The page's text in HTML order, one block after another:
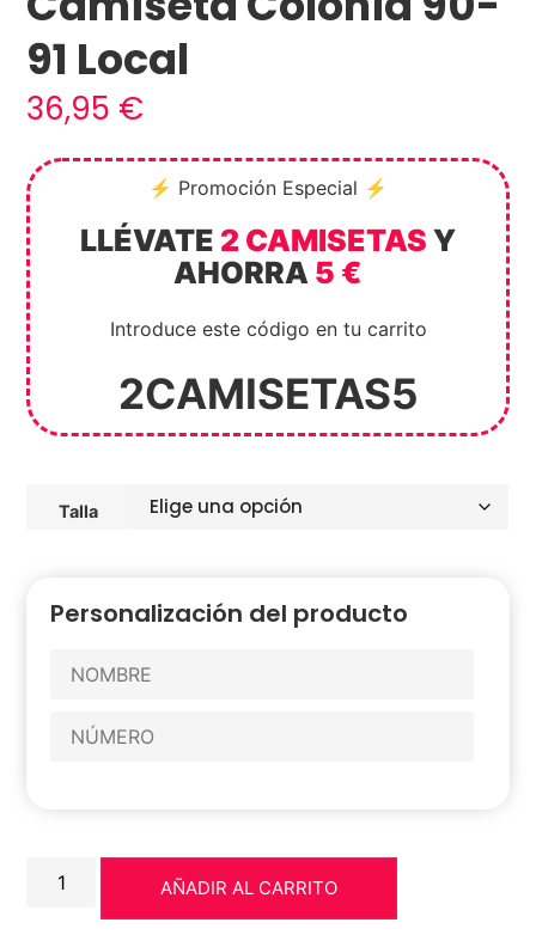
91 Local
36,95 €
⚡ Promoción Especial ⚡
LLÉVATE 2 CAMISETAS Y
AHORRA 5 €
Introduce este código en tu carrito
2CAMISETAS5
Talla
Personalización del producto
AÑADIR AL CARRITO